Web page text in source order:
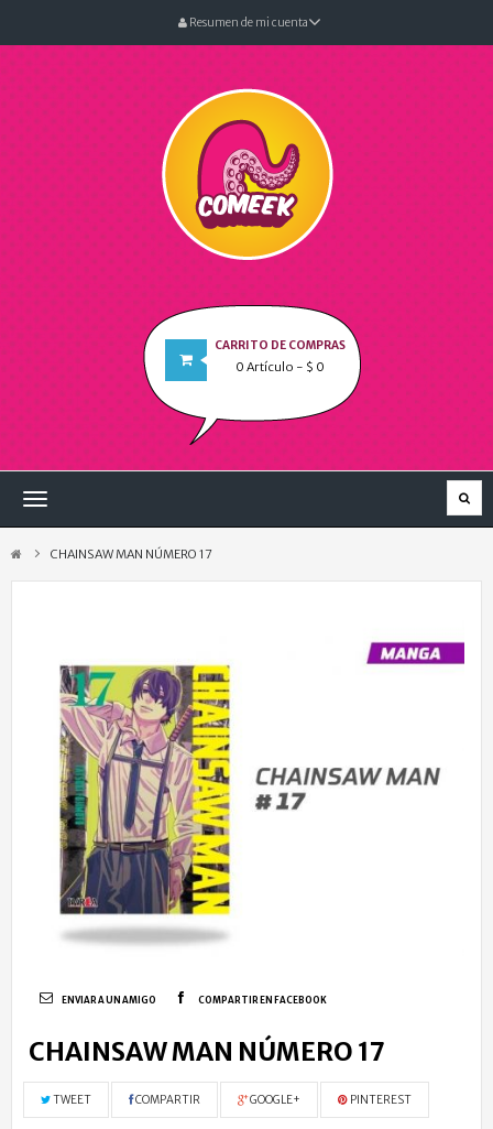
Resumen de mi cuenta
CARRITO DE COMPRAS
0 Artículo - $ 0
Navegación
CHAINSAW MAN NÚMERO 17
ENVIAR A UN AMIGO COMPARTIR EN FACEBOOK
CHAINSAW MAN NÚMERO 17
TWEET COMPARTIR GOOGLE+ PINTEREST